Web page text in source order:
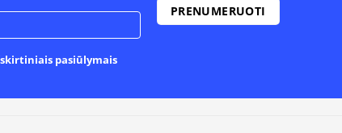
pasiūlymais